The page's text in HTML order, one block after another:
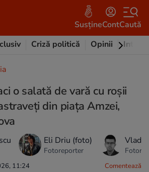
SusțineContCaută
Criză politică Opinii
o salată de vară cu roșii
din piața Amzei,
Eli Driu (foto)
Fotoreporter
Vlad
11:24 Comentează